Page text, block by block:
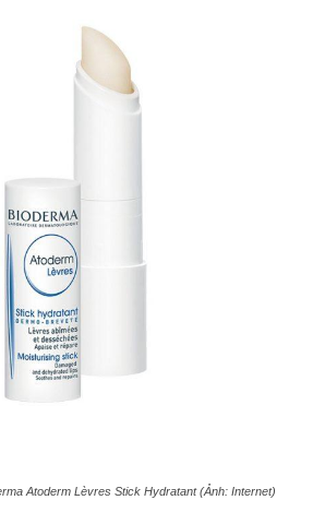
Atoderm Lèvres Stick Hydratant (Ảnh: Internet)